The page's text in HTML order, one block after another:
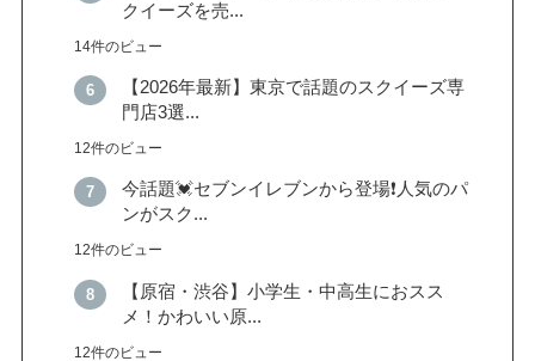
クイーズを売...
14件のビュー
【2026年最新】東京で話題のスクイーズ専
門店3選...
12件のビュー
今話題💓セブンイレブンから登場❗️人気のパ
ンがスク...
12件のビュー
【原宿・渋谷】小学生・中高生におスス
メ！かわいい原...
12件のビュー